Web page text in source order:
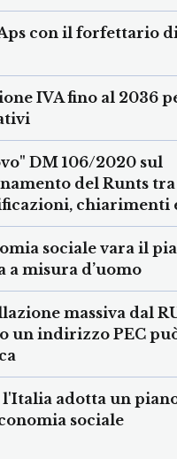
con il forfettario
IVA fino al 2036
DM 106/2020 sul
del Runts tra
chiarimenti
sociale vara il
a misura d’uomo
massiva dal
un indirizzo PEC
l'Italia adotta un
sociale